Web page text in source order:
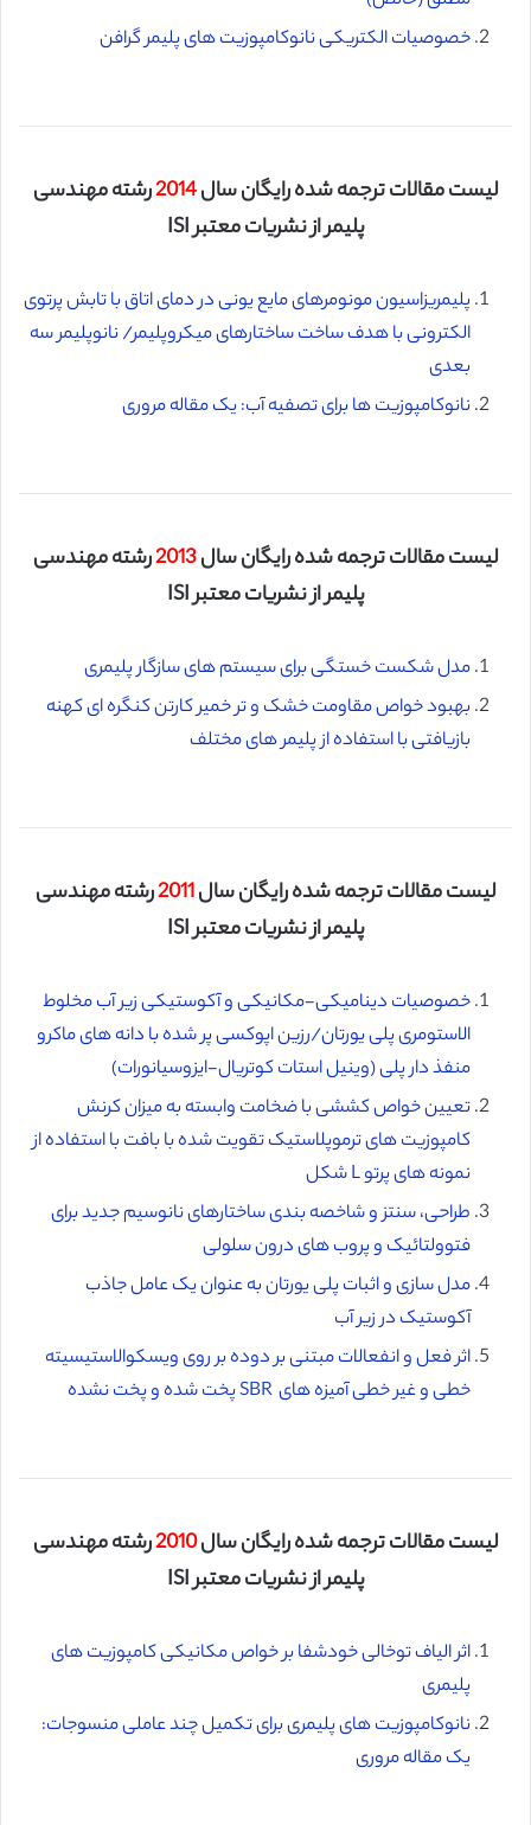
خصوصیات الکتریکی نانوکامپوزیت های پلیمر گرافن
لیست مقالات ترجمه شده رایگان سال2014رشته مهندسی
پلیمر از نشریات معتبر ISI
پلیمریزاسیون مونومرهای مایع یونی در دمای اتاق با تابش پرتوی
الکترونی با هدف ساخت ساختارهای میکروپلیمر/ نانوپلیمر سه
بعدی
نانوکامپوزیت ها برای تصفیه آب: یک مقاله مروری
لیست مقالات ترجمه شده رایگان سال2013رشته مهندسی
پلیمر از نشریات معتبر ISI
مدل شکست خستگی برای سیستم های سازگار پلیمری
بهبود خواص مقاومت خشک و تر خمیر کارتن کنگره ای کهنه
بازیافتی با استفاده از پلیمر های مختلف
لیست مقالات ترجمه شده رایگان سال2011رشته مهندسی
پلیمر از نشریات معتبر ISI
خصوصیات دینامیکی-مکانیکی و آکوستیکی زیر آب مخلوط
الاستومری پلی یورتان/رزین اپوکسی پر شده با دانه های ماکرو
منفذ دار پلی (وینیل استات کوتریال-ایزوسیانورات)
تعیین خواص کششی با ضخامت وابسته به میزان کرنش
کامپوزیت های ترموپلاستیک تقویت شده با بافت با استفاده از
نمونه های پرتو L شکل
طراحی، سنتز و شاخصه بندی ساختارهای نانوسیم جدید برای
فتوولتائیک‌ و پروب های درون سلولی
مدل سازی و اثبات پلی یورتان به عنوان یک عامل جاذب
آکوستیک در زیر آب
اثر فعل و انفعالات مبتنی بر دوده بر روی ویسکوالاستیسیته
خطی و غیر خطی آمیزه های SBR پخت شده و پخت نشده
لیست مقالات ترجمه شده رایگان سال2010رشته مهندسی
پلیمر از نشریات معتبر ISI
اثر الیاف توخالی خودشفا بر خواص مکانیکی کامپوزیت های
پلیمری
نانوکامپوزیت های پلیمری برای تکمیل چند عاملی منسوجات:
یک مقاله مروری